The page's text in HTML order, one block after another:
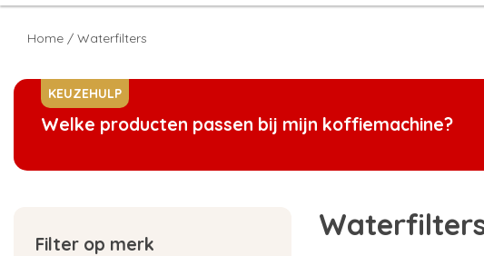
Home / Waterfilters
KEUZEHULP
Welke producten passen bij mijn koffiemachine?
Filter op merk